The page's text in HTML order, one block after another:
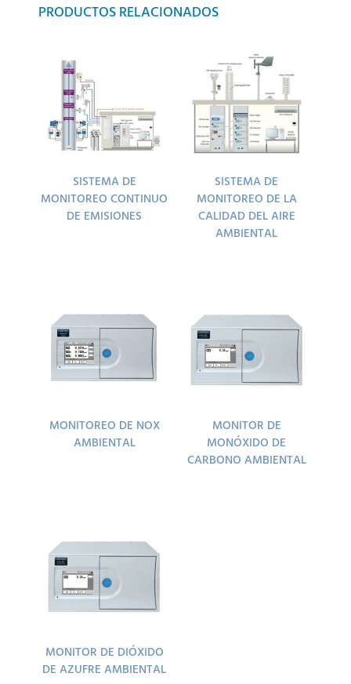
PRODUCTOS RELACIONADOS
SISTEMA DE
MONITOREO CONTINUO
DE EMISIONES
SISTEMA DE
MONITOREO DE LA
CALIDAD DEL AIRE
AMBIENTAL
MONITOREO DE NOX
AMBIENTAL
MONITOR DE
MONÓXIDO DE
CARBONO AMBIENTAL
MONITOR DE DIÓXIDO
DE AZUFRE AMBIENTAL